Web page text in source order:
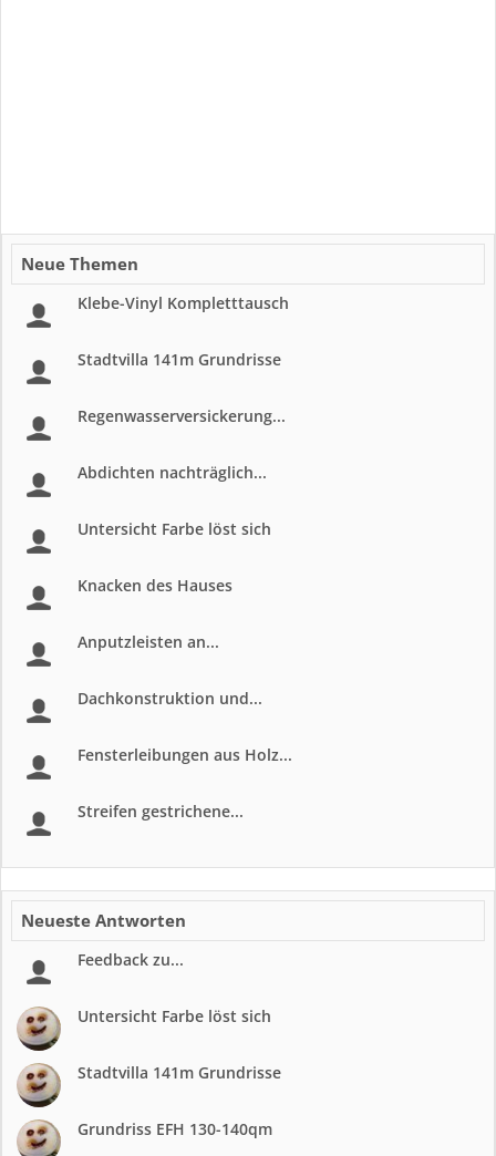
Neue Themen
Klebe-Vinyl Kompletttausch
Stadtvilla 141m Grundrisse
Regenwasserversickerung...
Abdichten nachträglich...
Untersicht Farbe löst sich
Knacken des Hauses
Anputzleisten an...
Dachkonstruktion und...
Fensterleibungen aus Holz...
Streifen gestrichene...
Neueste Antworten
Feedback zu...
Untersicht Farbe löst sich
Stadtvilla 141m Grundrisse
Grundriss EFH 130-140qm